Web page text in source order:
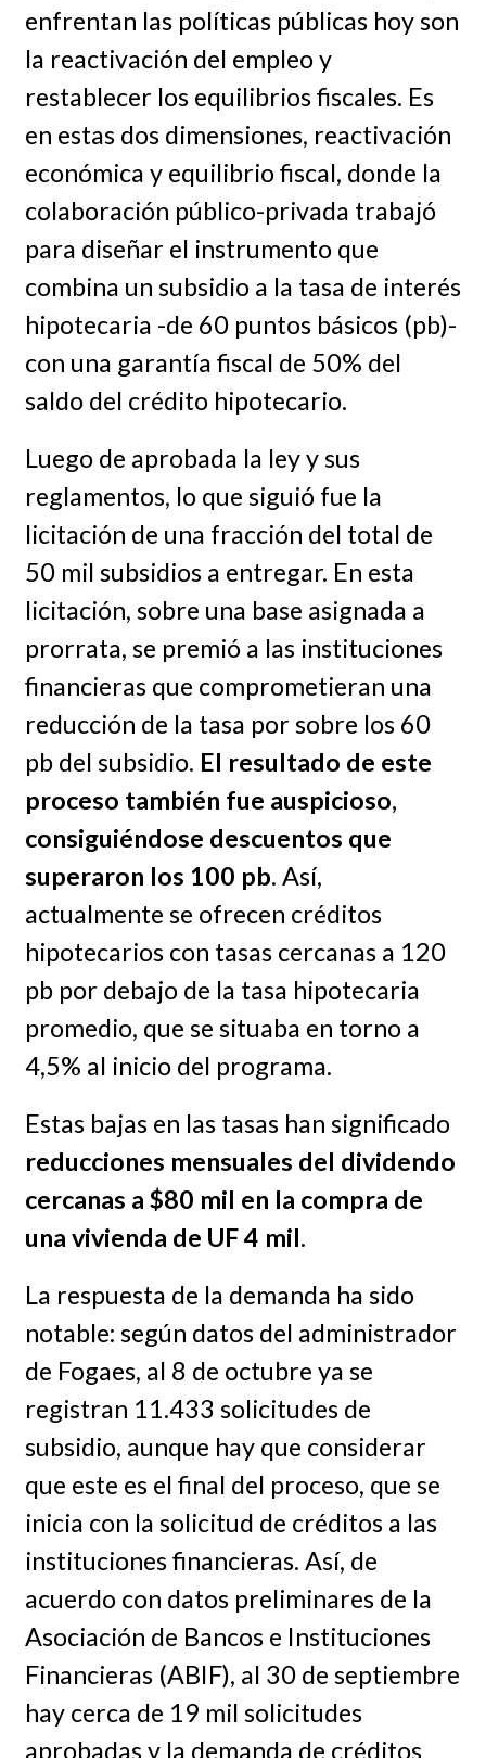
enfrentan las políticas públicas hoy son
la reactivación del empleo y
restablecer los equilibrios fiscales. Es
en estas dos dimensiones, reactivación
económica y equilibrio fiscal, donde la
colaboración público-privada trabajó
para diseñar el instrumento que
combina un subsidio a la tasa de interés
hipotecaria -de 60 puntos básicos (pb)-
con una garantía fiscal de 50% del
saldo del crédito hipotecario.
Luego de aprobada la ley y sus
reglamentos, lo que siguió fue la
licitación de una fracción del total de
50 mil subsidios a entregar. En esta
licitación, sobre una base asignada a
prorrata, se premió a las instituciones
financieras que comprometieran una
reducción de la tasa por sobre los 60
pb del subsidio. El resultado de este
proceso también fue auspicioso,
consiguiéndose descuentos que
superaron los 100 pb. Así,
actualmente se ofrecen créditos
hipotecarios con tasas cercanas a 120
pb por debajo de la tasa hipotecaria
promedio, que se situaba en torno a
4,5% al inicio del programa.
Estas bajas en las tasas han significado
reducciones mensuales del dividendo
cercanas a $80 mil en la compra de
una vivienda de UF 4 mil.
La respuesta de la demanda ha sido
notable: según datos del administrador
de Fogaes, al 8 de octubre ya se
registran 11.433 solicitudes de
subsidio, aunque hay que considerar
que este es el final del proceso, que se
inicia con la solicitud de créditos a las
instituciones financieras. Así, de
acuerdo con datos preliminares de la
Asociación de Bancos e Instituciones
Financieras (ABIF), al 30 de septiembre
hay cerca de 19 mil solicitudes
aprobadas y la demanda de créditos